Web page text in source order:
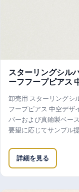
スターリングシル
ーフフープピアス
卸売用 スターリングシ
フープピアス 中空デザ
バーおよび真鍮製ベー
要望に応じてサンプル提
詳細を見る